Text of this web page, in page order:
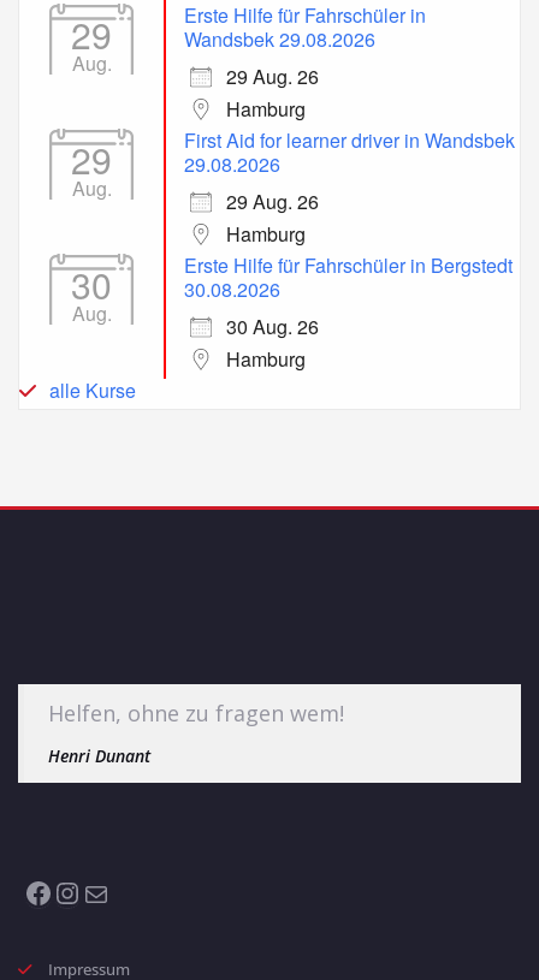
29
Aug.
Erste Hilfe für Fahrschüler in
Wandsbek 29.08.2026
29 Aug. 26
Hamburg
29
Aug.
First Aid for learner driver in Wandsbek
29.08.2026
29 Aug. 26
Hamburg
30
Aug.
Erste Hilfe für Fahrschüler in Bergstedt
30.08.2026
30 Aug. 26
Hamburg
alle Kurse
Helfen, ohne zu fragen wem!
Henri Dunant
Facebook
Instagram
E-Mail
Impressum